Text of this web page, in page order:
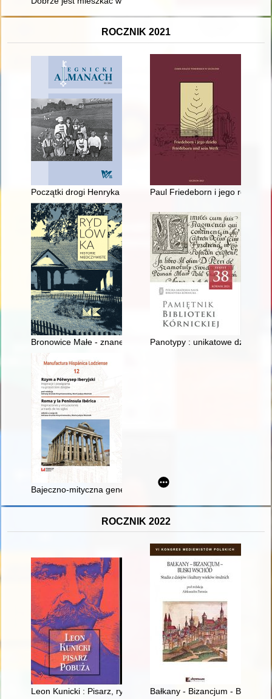
ROCZNIK 2021
Początki drogi Henryka II Pobożnego na ołtarze
Paul Friedeborn i jego rodzina
Bronowice Małe - znane i nieznane : podkrakowska wieś w
Panotypy : unikatowe
Bajeczno-mityczna geneza Portugalii w zwierciadle pierwszej
ROCZNIK 2022
Leon Kunicki : Pisarz, rysownik, moralistaBałkany - Bizancjum - Bliski